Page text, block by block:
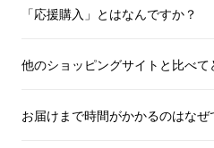
そのままプレゼントとし
JOSOLABは、日本の衰
「応援購入」とはなんですか？
他のショッピングサイトと比べて
お届けまで時間がかかるのはなぜ